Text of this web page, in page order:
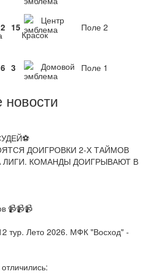
2 15
Центр
Красок
Поле 2
6 3 Домовой Поле 1
ДОИГРОВКИ 2-Х ТАЙМОВ
ЛИГИ. КОМАНДЫ ДОИГРЫВАЮТ В
📹📹📹
тур. Лето 2026. МФК "Восход" -